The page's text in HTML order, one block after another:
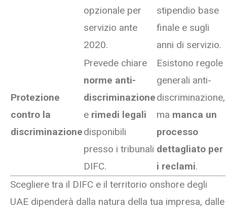
opzionale per
servizio ante
2020.
stipendio base
finale e sugli
anni di servizio.
Protezione
contro la
discriminazione
Prevede chiare
norme anti-
discriminazione
e rimedi legali
disponibili
presso i tribunali
DIFC.
Esistono regole
generali anti-
discriminazione,
ma manca un
processo
dettagliato per
i reclami.
Scegliere tra il DIFC e il territorio onshore degli
UAE dipenderà dalla natura della tua impresa, dalle